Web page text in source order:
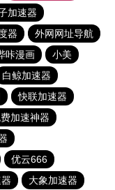
加速器
器
外网网址导航
咔漫画
小美
白鲸加速器
快联加速器
加速神器
优云666
大象加速器